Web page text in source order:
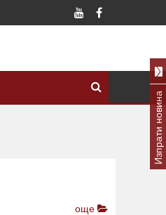
още
Изпрати новина